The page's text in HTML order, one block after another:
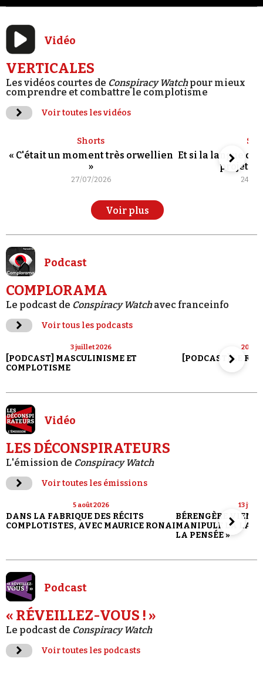
Vidéo
VERTICALES
Les vidéos courtes de Conspiracy Watchpour mieux
comprendre et combattre le complotisme
Voir toutes les vidéos
Shorts
« C'était un moment très orwellien
»
27/07/2026
Et si la langue de
projet
24/
Voir plus
Podcast
COMPLORAMA
Le podcast de Conspiracy Watchavec franceinfo
Voir tous les podcasts
3 juillet 2026
[PODCAST] MASCULINISME ET
COMPLOTISME
20
[PODCAST] LE
Vidéo
LES DÉCONSPIRATEURS
L'émission de Conspiracy Watch
Voir toutes les émissions
5 août 2026
DANS LA FABRIQUE DES RÉCITS
COMPLOTISTES, AVEC MAURICE RONAI
13
BÉRENGÈRE
MANIPULE LA
LA PENSÉE »
Podcast
« RÉVEILLEZ-VOUS ! »
Le podcast de Conspiracy Watch
Voir toutes les podcasts